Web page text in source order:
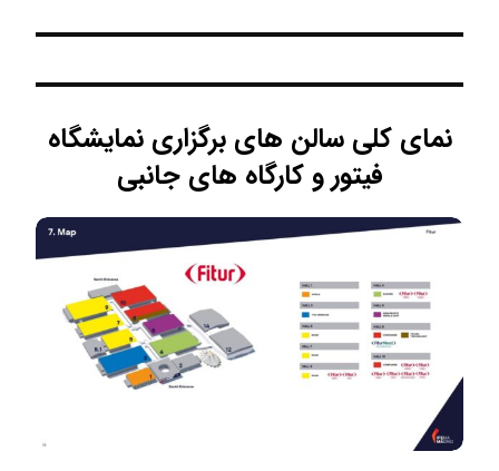
نمای کلی سالن های برگزاری نمایشگاه
فیتور و کارگاه های جانبی